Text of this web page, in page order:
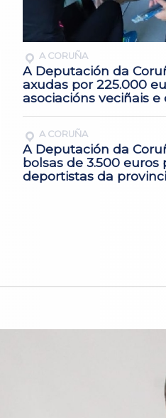
A CORUÑA
A Deputación da
axudas por 225.000
asociacións veciñais
A CORUÑA
A Deputación da
bolsas de 3.500 euros
deportistas da